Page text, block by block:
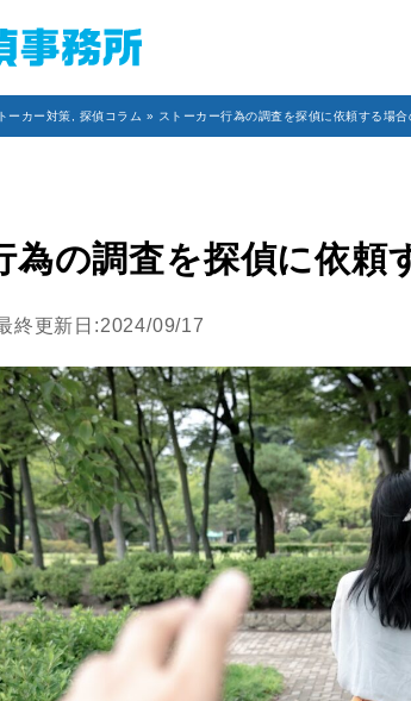
ーカー対策 探偵コラム » ストーカー行為の調査を探偵に依頼する場合
為の調査を探偵に依頼
終更新日:2024/09/17